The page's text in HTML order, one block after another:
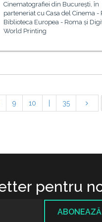
Cinematografiei din București, în
parteneriat cu Casa del Cinema -
Biblioteca Europea - Roma și
World Printing
9 10 35
pentru